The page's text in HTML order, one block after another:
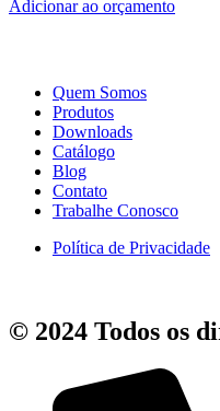
Adicionar ao orçamento
Quem Somos
Produtos
Downloads
Catálogo
Blog
Contato
Trabalhe Conosco
Política de Privacidade
© 2024 Todos os